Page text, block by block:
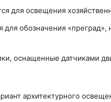
для освещения
обозначения
оснащенные датчиками
архитектурного